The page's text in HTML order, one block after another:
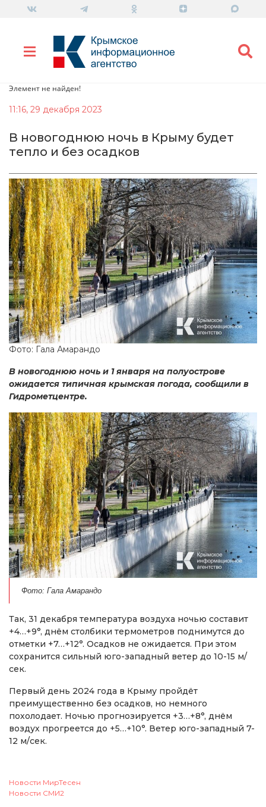
Элемент не найден!
11:16, 29 декабря 2023
В новогоднюю ночь в Крыму будет
тепло и без осадков
Фото: Гала Амарандо
В новогоднюю ночь и 1 января на полуострове
ожидается типичная крымская погода, сообщили в
Гидрометцентре.
Фото: Гала Амарандо
Так, 31 декабря температура воздуха ночью составит
+4…+9°, днём столбики термометров поднимутся до
отметки +7…+12°. Осадков не ожидается. При этом
сохранится сильный юго-западный ветер до 10-15 м/
сек.
Первый день 2024 года в Крыму пройдёт
преимущественно без осадков, но немного
похолодает. Ночью прогнозируется +3…+8°, днём
воздух прогреется до +5…+10°. Ветер юго-западный 7-
12 м/сек.
Новости МирТесен
Новости СМИ2